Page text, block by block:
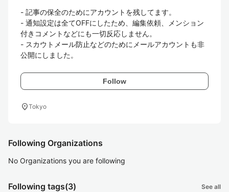
- 記事の保全のためにアカウントを残してます。
- 通知設定は全てOFFにしたため、編集依頼、メンション
付きコメントなどにも一切反応しません。
- スカウトメール防止などのためにメールアカウントも非
公開にしました。
Follow
location_onTokyo
Following Organizations
No Organizations you are following
Following tags(3) See all